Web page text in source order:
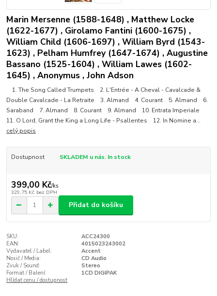
Marin Mersenne (1588-1648) , Matthew Locke
(1622-1677) , Girolamo Fantini (1600-1675) ,
William Child (1606-1697) , William Byrd (1543-
1623) , Pelham Humfrey (1647-1674) , Augustine
Bassano (1525-1604) , William Lawes (1602-
1645) , Anonymus , John Adson
1. The Song Called Trumpets 2. L'Entrée - A Cheval - Cavalcade &
Double Cavalcade - La Retraite 3. Almand 4. Courant 5. Almand 6.
Saraband 7. Almand 8. Courant 9. Almand 10. Entrata Imperiale
11. O Lord, Grant the King a Long Life - Psallentes 12. In Nomine a...
celý popis
Dostupnost SKLADEM u nás. In stock
399,00 Kč/ks
329,75 Kč bez DPH
Přidat do košíku
SKU:
ACC24300
EAN:
4015023243002
Vydavatel / Label:
Accent
Nosič / Media:
CD Audio
Zvuk / Sound:
Stereo
Format / Balení:
1CD DIGIPAK
Hlídat cenu / dostupnost